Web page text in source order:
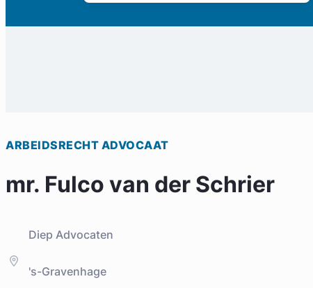
ARBEIDSRECHT ADVOCAAT
mr. Fulco van der Schrier
Diep Advocaten
's-Gravenhage